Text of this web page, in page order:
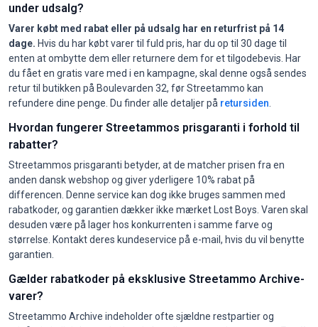
under udsalg?
Varer købt med rabat eller på udsalg har en returfrist på 14
dage. Hvis du har købt varer til fuld pris, har du op til 30 dage til
enten at ombytte dem eller returnere dem for et tilgodebevis. Har
du fået en gratis vare med i en kampagne, skal denne også sendes
retur til butikken på Boulevarden 32, før Streetammo kan
refundere dine penge. Du finder alle detaljer på retursiden
Hvordan fungerer Streetammos prisgaranti i forhold til
rabatter?
Streetammos prisgaranti betyder, at de matcher prisen fra en
anden dansk webshop og giver yderligere 10% rabat på
differencen. Denne service kan dog ikke bruges sammen med
rabatkoder, og garantien dækker ikke mærket Lost Boys. Varen skal
desuden være på lager hos konkurrenten i samme farve og
størrelse. Kontakt deres kundeservice på e-mail, hvis du vil benytte
garantien.
Gælder rabatkoder på eksklusive Streetammo Archive-
varer?
Streetammo Archive indeholder ofte sjældne restpartier og